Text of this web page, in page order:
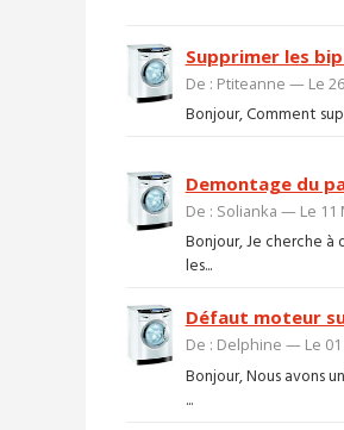
Supprimer les
De : Ptiteanne — Le
Bonjour, Comment
Demontage du
De : Solianka — Le 11
Bonjour, Je cherche
les...
Défaut moteur
De : Delphine — Le
Bonjour, Nous avons
...